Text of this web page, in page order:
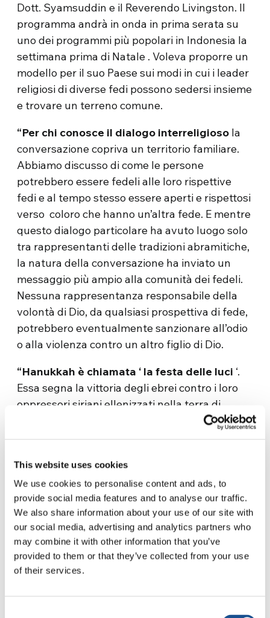
This website uses cookies
We use cookies to personalise content and ads, to
provide social media features and to analyse our traffic.
We also share information about your use of our site with
our social media, advertising and analytics partners who
may combine it with other information that you’ve
provided to them or that they’ve collected from your use
of their services.
Dott. Syamsuddin e il Reverendo Livingston. Il
programma andrà in onda in prima serata su
uno dei programmi più popolari in Indonesia la
settimana prima di Natale . Voleva proporre un
modello per il suo Paese sui modi in cui i leader
religiosi di diverse fedi possono sedersi insieme
e trovare un terreno comune.
“Per chi conosce il dialogo interreligioso la
conversazione copriva un territorio familiare.
Abbiamo discusso di come le persone
potrebbero essere fedeli alle loro rispettive
fedi e al tempo stesso essere aperti e rispettosi
verso coloro che hanno un’altra fede. E mentre
questo dialogo particolare ha avuto luogo solo
tra rappresentanti delle tradizioni abramitiche,
la natura della conversazione ha inviato un
messaggio più ampio alla comunità dei fedeli.
Nessuna rappresentanza responsabile della
volontà di Dio, da qualsiasi prospettiva di fede,
potrebbero eventualmente sanzionare all’odio
o alla violenza contro un altro figlio di Dio.
“Hanukkah è chiamata ‘ la festa delle luci ‘.
Essa segna la vittoria degli ebrei contro i loro
oppressori siriani ellenizzati nella terra di
Israele durante il II secolo aC. Gli ebrei non
siriani di rinunciare alla loro credenze e
pratiche religiose. Il fatto che i Maccabei alla
fine hanno prevalso viene registrata come la
prima guerra nella storia hanno combattuto
per la libertà religiosa. Abbastanza
appropriato, il ciclo ebraico annuale di letture
bibliche assegna alla festa di Hanukkah una